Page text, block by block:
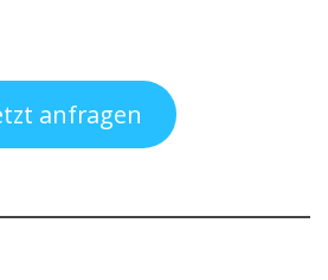
anfragen